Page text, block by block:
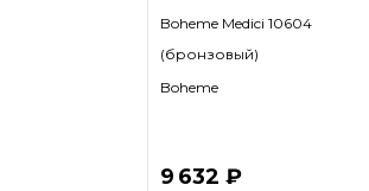
Boheme Medici 10604
(бронзовый)
Boheme
9 632 ₽